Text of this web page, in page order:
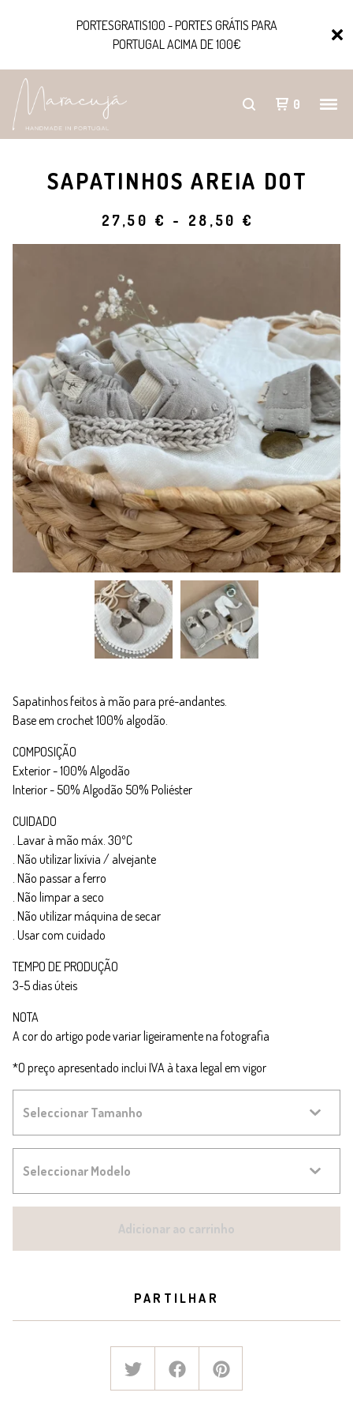
PORTESGRATIS100 - PORTES GRÁTIS PARA
PORTUGAL ACIMA DE 100€
0
SAPATINHOS AREIA DOT
27,50 € - 28,50 €
Sapatinhos feitos à mão para pré-andantes.
Base em crochet 100% algodão.
COMPOSIÇÃO
Exterior - 100% Algodão
Interior - 50% Algodão 50% Poliéster
CUIDADO
. Lavar à mão máx. 30ºC
. Não utilizar lixívia / alvejante
. Não passar a ferro
. Não limpar a seco
. Não utilizar máquina de secar
. Usar com cuidado
TEMPO DE PRODUÇÃO
3-5 dias úteis
NOTA
A cor do artigo pode variar ligeiramente na fotografia
*O preço apresentado inclui IVA à taxa legal em vigor
Adicionar ao carrinho
PARTILHAR